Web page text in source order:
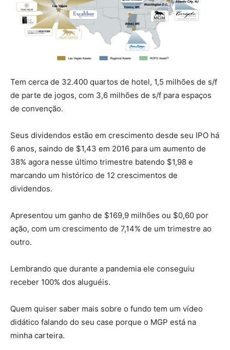
Tem cerca de 32.400 quartos de hotel, 1,5 milhões de s/f
de parte de jogos, com 3,6 milhões de s/f para espaços
de convenção.
Seus dividendos estão em crescimento desde seu IPO há
6 anos, saindo de $1,43 em 2016 para um aumento de
38% agora nesse último trimestre batendo $1,98 e
marcando um histórico de 12 crescimentos de
dividendos.
Apresentou um ganho de $169,9 milhões ou $0,60 por
ação, com um crescimento de 7,14% de um trimestre ao
outro.
Lembrando que durante a pandemia ele conseguiu
receber 100% dos aluguéis.
Quem quiser saber mais sobre o fundo tem um vídeo
didático falando do seu case porque o MGP está na
minha carteira.